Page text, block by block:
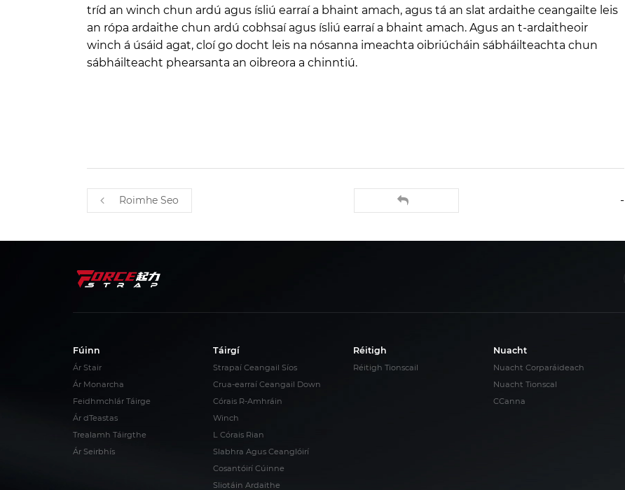
tríd an winch chun ardú agus ísliú earraí a bhaint amach, agus tá an slat ardaithe ceangailte leis
an rópa ardaithe chun ardú cobhsaí agus ísliú earraí a bhaint amach. Agus an t-ardaitheoir
winch á úsáid agat, cloí go docht leis na nósanna imeachta oibriúcháin sábháilteachta chun
sábháilteacht phearsanta an oibreora a chinntiú.
Roimhe Seo -
Fúinn
Ár Stair
Ár Monarcha
Feidhmchlár Táirge
Ár dTeastas
Trealamh Táirgthe
Ár Seirbhís
Táirgí
Strapaí Ceangail Síos
Crua-earraí Ceangail Down
Córais R-Amhráin
Winch
L Córais Rian
Slabhra Agus Ceanglóirí
Cosantóirí Cúinne
Sliotáin Ardaithe
Réitigh
Réitigh Tionscail
Nuacht
Nuacht Corparáideach
Nuacht Tionscal
CCanna